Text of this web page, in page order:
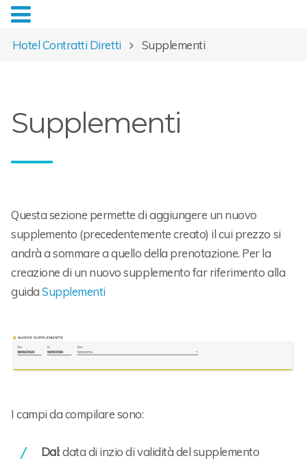
Hotel Contratti Diretti Supplementi
Supplementi
Questa sezione permette di aggiungere un nuovo
supplemento (precedentemente creato) il cui prezzo si
andrà a sommare a quello della prenotazione. Per la
creazione di un nuovo supplemento far riferimento alla
guidaSupplementi
I campi da compilare sono:
Dal: data di inzio di validità del supplemento